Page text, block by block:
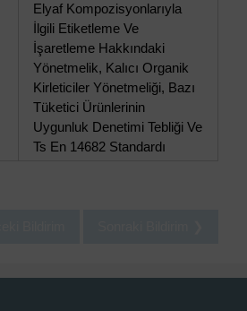
Elyaf Kompozisyonlarıyla
İlgili Etiketleme Ve
İşaretleme Hakkındaki
Yönetmelik, Kalıcı Organik
Kirleticiler Yönetmeliği, Bazı
Tüketici Ürünlerinin
Uygunluk Denetimi Tebliği Ve
Ts En 14682 Standardı